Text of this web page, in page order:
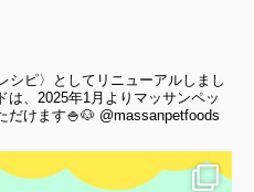
シピ〉としてリニューアルしまし
は、2025年1月よりマッサンペッ
だけます🍚🐶 @massanpetfoods